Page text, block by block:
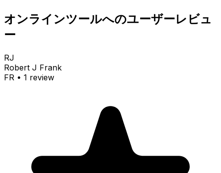
オンラインツールへのユーザーレビュ
ー
RJ
Robert J Frank
FR • 1 review